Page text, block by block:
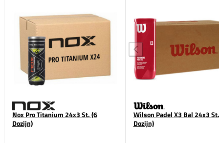
Nox Pro Titanium 24x3 St. (6
Dozijn)
Wilson Padel X3 Bal 24x3
Dozijn)